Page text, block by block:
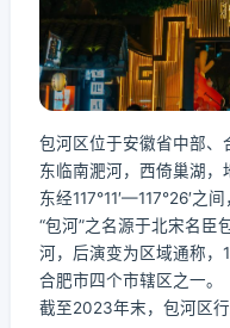
包河区位于安徽省中部、
东临南淝河，西倚巢湖，
东经117°11′—117°26′之
“包河”之名源于北宋名
河，后演变为区域通称，
合肥市四个市辖区之一。
截至2023年末，包河区